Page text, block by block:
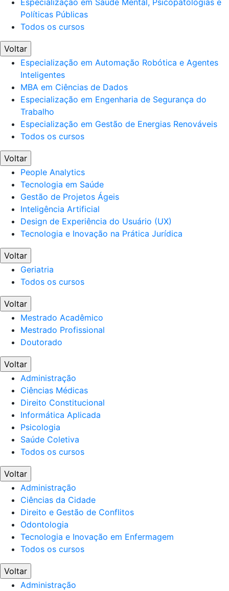
Especialização em Saúde Mental, Psicopatologias e
Políticas Públicas
Todos os cursos
Voltar
Especialização em Automação Robótica e Agentes
Inteligentes
MBA em Ciências de Dados
Especialização em Engenharia de Segurança do
Trabalho
Especialização em Gestão de Energias Renováveis
Todos os cursos
Voltar
People Analytics
Tecnologia em Saúde
Gestão de Projetos Ágeis
Inteligência Artificial
Design de Experiência do Usuário (UX)
Tecnologia e Inovação na Prática Jurídica
Voltar
Geriatria
Todos os cursos
Voltar
Mestrado Acadêmico
Mestrado Profissional
Doutorado
Voltar
Administração
Ciências Médicas
Direito Constitucional
Informática Aplicada
Psicologia
Saúde Coletiva
Todos os cursos
Voltar
Administração
Ciências da Cidade
Direito e Gestão de Conflitos
Odontologia
Tecnologia e Inovação em Enfermagem
Todos os cursos
Voltar
Administração